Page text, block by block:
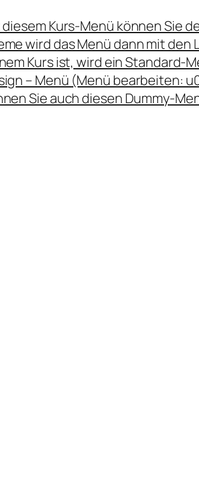
Kurs-Menü können Sie
wird das Menü dann mit den
Kurs ist, wird ein Standard-
– Menü (Menü bearbeiten:
Sie auch diesen Dummy-